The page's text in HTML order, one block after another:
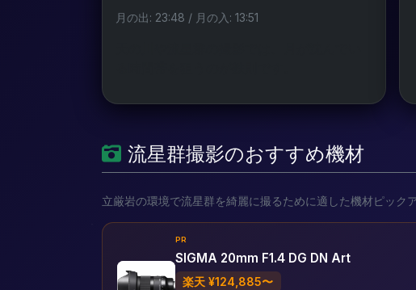
月の出: 23:48 / 月の入: 13:51
流星群撮影のおすすめ機材
立厳岩の環境で流星群を綺麗に撮るために適した機材ピック
PR
SIGMA 20mm F1.4 DG DN Art
楽天 ¥124,885〜